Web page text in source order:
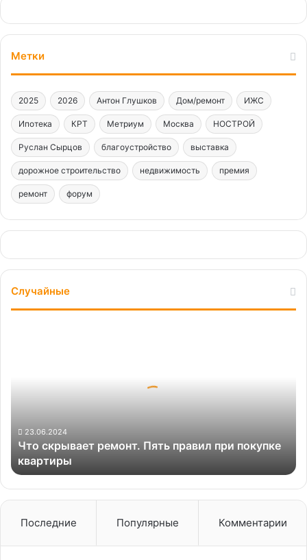
Метки
2025 2026 Антон Глушков Дом/ремонт ИЖС
Ипотека КРТ Метриум Москва НОСТРОЙ
Руслан Сырцов благоустройство выставка
дорожное строительство недвижимость премия
ремонт форум
Случайные
квартиры
23.06.2024
Что скрывает ремонт. Пять правил при покупке
квартиры
Последние Популярные Комментарии